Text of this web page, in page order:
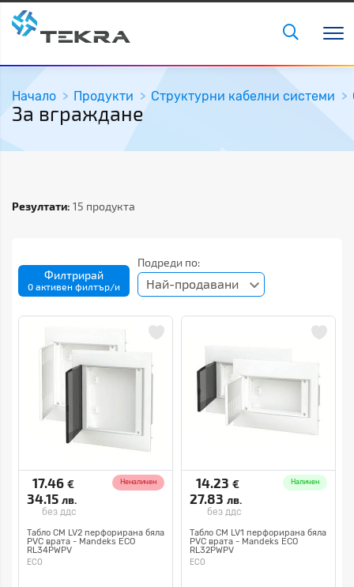
Начало Продукти Структурни кабелни системи
За вграждане
Резултати: 15 продукта
Филтрирай
0 активен филтър/и
Подреди по:
Най-продавани
17.46 €
34.15 лв.
без ддс
Неналичен
Табло СМ LV2 перфорирана бяла
PVC врата - Mandeks ECO
RL34PWPV
ECO
14.23 €
27.83 лв.
без ддс
Наличен
Табло СМ LV1 перфорирана бяла
PVC врата - Mandeks ECO
RL32PWPV
ECO